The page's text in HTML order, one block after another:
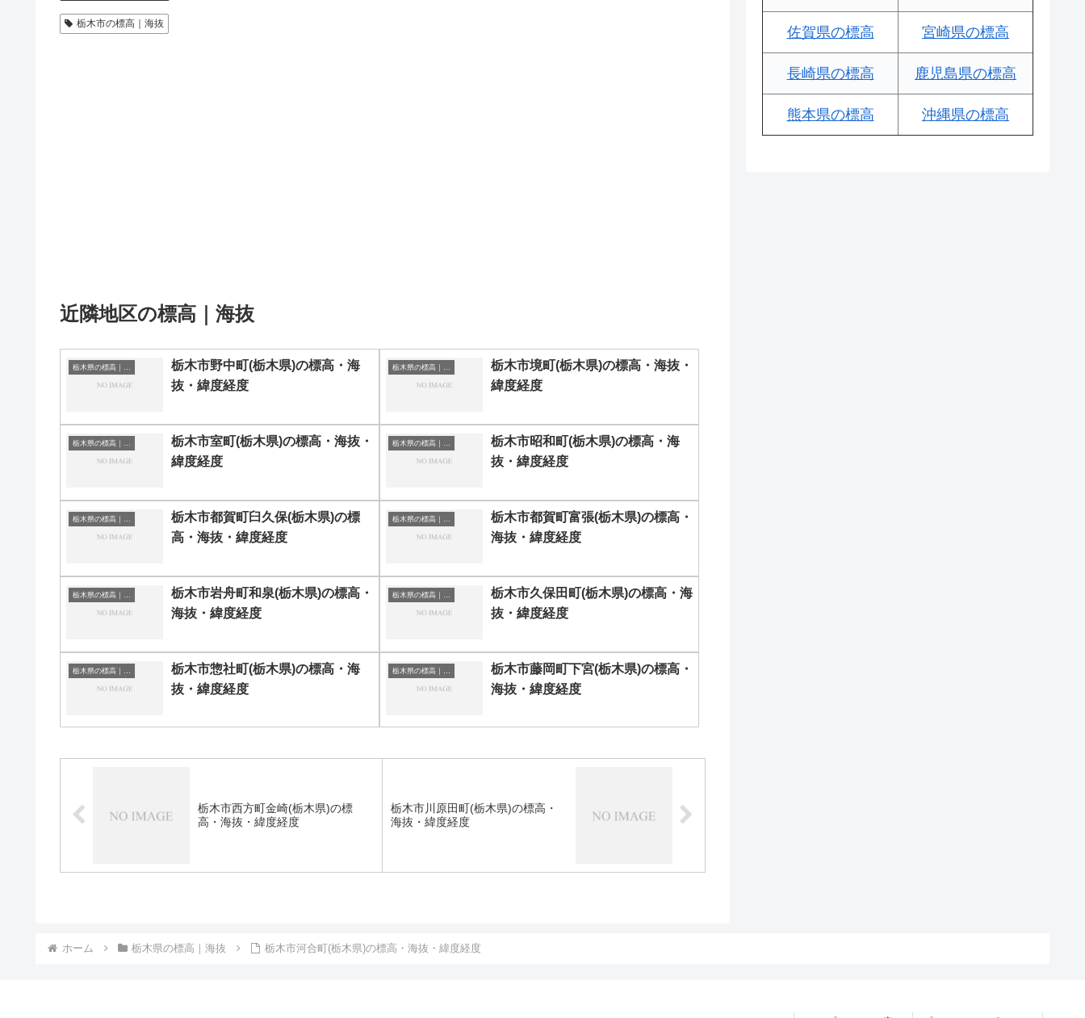
栃木市の標高｜海抜
近隣地区の標高｜海抜
栃木市野中町(栃木県)の標高・海
抜・緯度経度
栃木市境町(栃木県)の標高・海抜・
緯度経度
栃木市室町(栃木県)の標高・海抜・
緯度経度
栃木市昭和町(栃木県)の標高・海
抜・緯度経度
栃木市都賀町臼久保(栃木県)の標
高・海抜・緯度経度
栃木市都賀町富張(栃木県)の標高・
海抜・緯度経度
栃木市岩舟町和泉(栃木県)の標高・
海抜・緯度経度
栃木市久保田町(栃木県)の標高・海
抜・緯度経度
栃木市惣社町(栃木県)の標高・海
抜・緯度経度
栃木市藤岡町下宮(栃木県)の標高・
海抜・緯度経度
栃木市西方町金崎(栃木県)の標
高・海抜・緯度経度
栃木市川原田町(栃木県)の標高・
海抜・緯度経度
佐賀県の標高 宮崎県の標高
長崎県の標高 鹿児島県の標高
熊本県の標高 沖縄県の標高
ホーム 栃木県の標高｜海抜 栃木市河合町(栃木県)の標高・海抜・緯度経度